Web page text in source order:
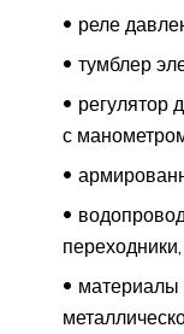
реле
тумблер
регулятор
с